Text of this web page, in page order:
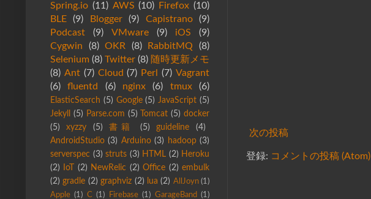
次の投稿
登録: コメントの投稿 (Atom)
Spring.io (11) AWS (10) Firefox (10)
BLE
(9) Blogger (9) Capistrano
(9)
Podcast
(9) VMware (9) iOS
(9)
Cygwin
(8) OKR (8) RabbitMQ
(8)
Selenium (8) Twitter (8) 随時更新メモ
(8) Ant (7) Cloud (7) Perl (7) Vagrant
(6)
fluentd (6) nginx (6) tmux (6)
ElasticSearch (5) Google (5) JavaScript (5)
Jekyll
(5) Parse.com (5) Tomcat (5) docker
(5)
xyzzy (5) 書籍 (5) guideline
(4)
AndroidStudio (3) Arduino (3) hadoop (3)
serverspec (3) struts (3) HTML (2) Heroku
(2)
IoT (2) NewRelic (2) Office (2) embulk
(2) gradle (2) graphviz (2) lua (2) AllJoyn (1)
Apple (1) C (1) Firebase (1) GarageBand
(1)